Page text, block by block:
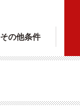
その他条件